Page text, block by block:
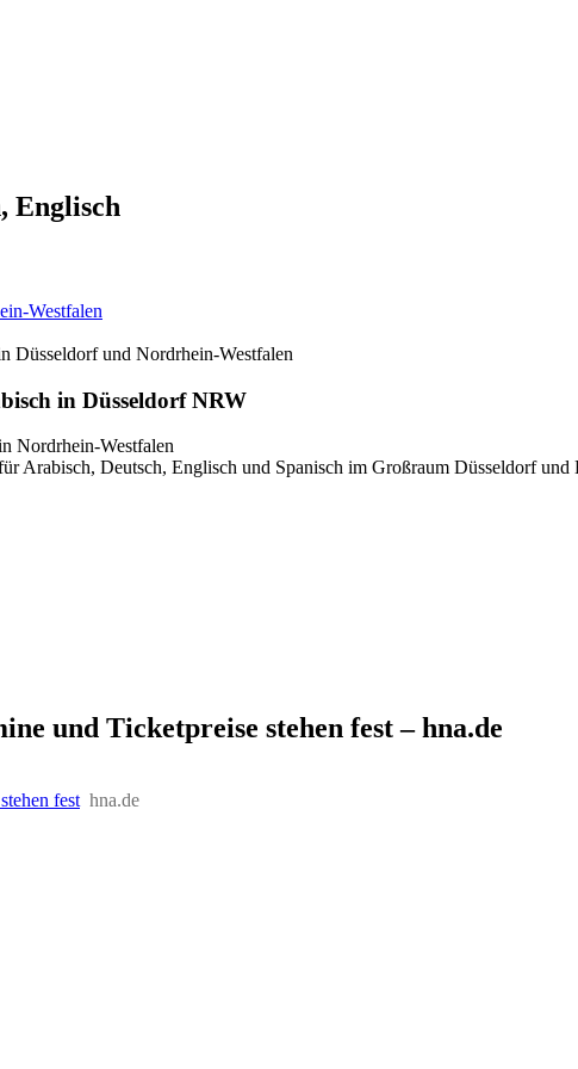
Englisch
Westfalen
Düsseldorf und Nordrhein-Westfalen
in Düsseldorf NRW
Arabisch, Deutsch, Englisch und Spanisch im Großraum Düsseldorf
und Ticketpreise stehen fest – hna.de
fest hna.de